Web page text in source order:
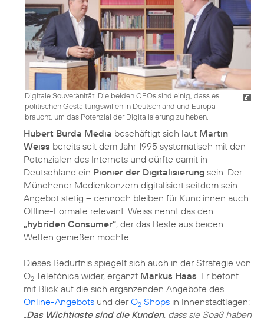
Digitale Souveränität: Die beiden CEOs sind einig, dass es
politischen Gestaltungswillen in Deutschland und Europa
braucht, um das Potenzial der Digitalisierung zu heben.
Hubert Burda Media beschäftigt sich laut Martin
Weiss bereits seit dem Jahr 1995 systematisch mit den
Potenzialen des Internets und dürfte damit in
Deutschland ein Pionier der Digitalisierung sein. Der
Münchener Medienkonzern digitalisiert seitdem sein
Angebot stetig – dennoch bleiben für Kund:innen auch
Offline-Formate relevant. Weiss nennt das den
„hybriden Consumer“, der das Beste aus beiden
Welten genießen möchte.
Dieses Bedürfnis spiegelt sich auch in der Strategie von
O2 Telefónica wider, ergänzt Markus Haas . Er betont
mit Blick auf die sich ergänzenden Angebote des
Online-Angebots und derO2 Shops in Innenstadtlagen:
Das Wichtigste sind die Kunden, dass sie Spaß haben